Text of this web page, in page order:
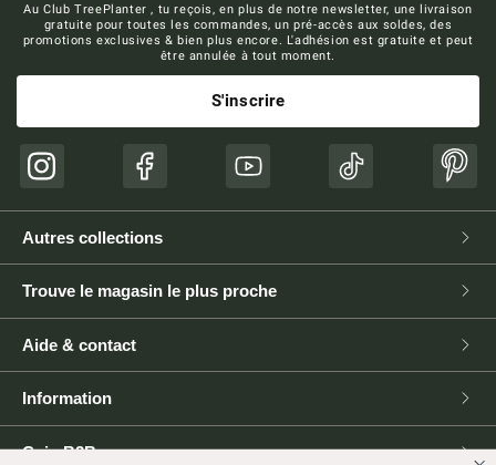
Au Club TreePlanter , tu reçois, en plus de notre newsletter, une livraison
gratuite pour toutes les commandes, un pré-accès aux soldes, des
promotions exclusives & bien plus encore. L'adhésion est gratuite et peut
être annulée à tout moment.
S'inscrire
Instagram Facebook YouTube TikTok
Autres collections
Trouve le magasin le plus proche
Aide & contact
Information
Coin B2B